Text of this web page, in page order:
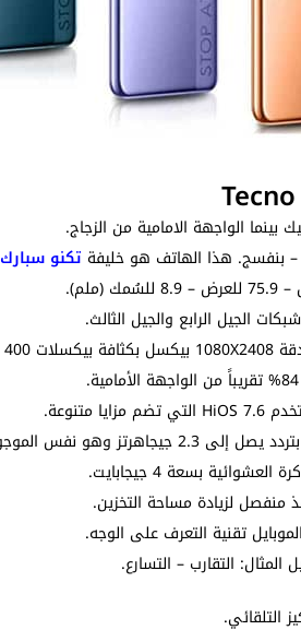
الواجهة الامامية من الزجاج.
تكنو سبارك 7T
الجيل الرابع والجيل الثالث.
لزيادة مساحة التخزين.
تقنية التعرف على الوجه.
التقارب – التسارع.